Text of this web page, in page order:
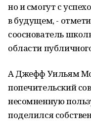
но и смогут с
в будущем, -
сооснователь
области
А Джефф Уильям
попечительский
несомненную
поделился